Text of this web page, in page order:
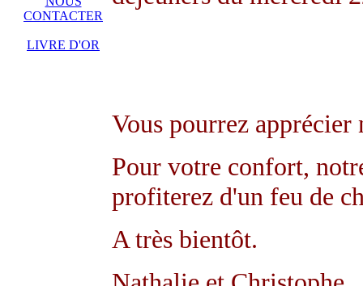
CONTACTER
LIVRE D'OR
Vous pourrez apprécier
Pour votre confort,
profiterez d'un feu de
A très bientôt.